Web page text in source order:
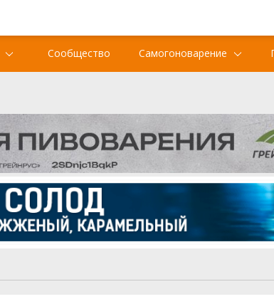
Сообщество Самогоноварение